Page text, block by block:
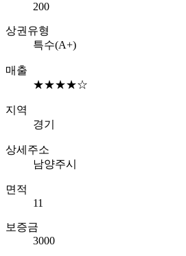
200
상권유형
특수(A+)
매출
★★★★☆
지역
경기
상세주소
남양주시
면적
11
보증금
3000